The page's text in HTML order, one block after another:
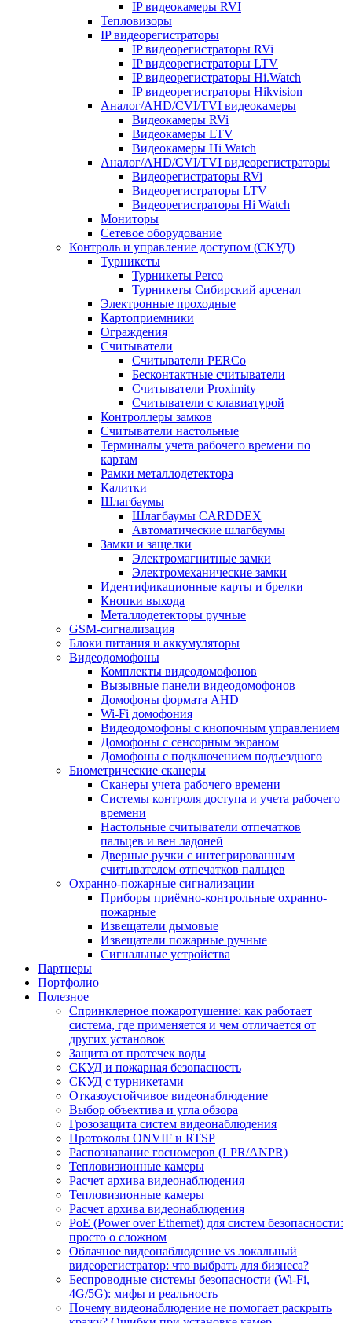
IP видеокамеры RVI
Тепловизоры
IP видеорегистраторы
IP видеорегистраторы RVi
IP видеорегистраторы LTV
IP видеорегистраторы Hi.Watch
IP видеорегистраторы Hikvision
Аналог/AHD/CVI/TVI видеокамеры
Видеокамеры RVi
Видеокамеры LTV
Видеокамеры Hi Watch
Аналог/AHD/CVI/TVI видеорегистраторы
Видеорегистраторы RVi
Видеорегистраторы LTV
Видеорегистраторы Hi Watch
Мониторы
Сетевое оборудование
Контроль и управление доступом (СКУД)
Турникеты
Турникеты Perco
Турникеты Сибирский арсенал
Электронные проходные
Картоприемники
Ограждения
Считыватели
Считыватели PERCo
Бесконтактные считыватели
Считыватели Proximity
Считыватели с клавиатурой
Контроллеры замков
Считыватели настольные
Терминалы учета рабочего времени по
картам
Рамки металлодетектора
Калитки
Шлагбаумы
Шлагбаумы CARDDEX
Автоматические шлагбаумы
Замки и защелки
Электромагнитные замки
Электромеханические замки
Идентификационные карты и брелки
Кнопки выхода
Металлодетекторы ручные
GSM-сигнализация
Блоки питания и аккумуляторы
Видеодомофоны
Комплекты видеодомофонов
Вызывные панели видеодомофонов
Домофоны формата AHD
Wi-Fi домофония
Видеодомофоны с кнопочным управлением
Домофоны с сенсорным экраном
Домофоны с подключением подъездного
Биометрические сканеры
Сканеры учета рабочего времени
Системы контроля доступа и учета рабочего
времени
Настольные считыватели отпечатков
пальцев и вен ладоней
Дверные ручки с интегрированным
считывателем отпечатков пальцев
Охранно-пожарные сигнализации
Приборы приёмно-контрольные охранно-
пожарные
Извещатели дымовые
Извещатели пожарные ручные
Сигнальные устройства
Партнеры
Портфолио
Полезное
Спринклерное пожаротушение: как работает
система, где применяется и чем отличается от
других установок
Защита от протечек воды
СКУД и пожарная безопасность
СКУД с турникетами
Отказоустойчивое видеонаблюдение
Выбор объектива и угла обзора
Грозозащита систем видеонаблюдения
Протоколы ONVIF и RTSP
Распознавание госномеров (LPR/ANPR)
Тепловизионные камеры
Расчет архива видеонаблюдения
Тепловизионные камеры
Расчет архива видеонаблюдения
PoE (Power over Ethernet) для систем безопасности:
просто о сложном
Облачное видеонаблюдение vs локальный
видеорегистратор: что выбрать для бизнеса?
Беспроводные системы безопасности (Wi-Fi,
4G/5G): мифы и реальность
Почему видеонаблюдение не помогает раскрыть